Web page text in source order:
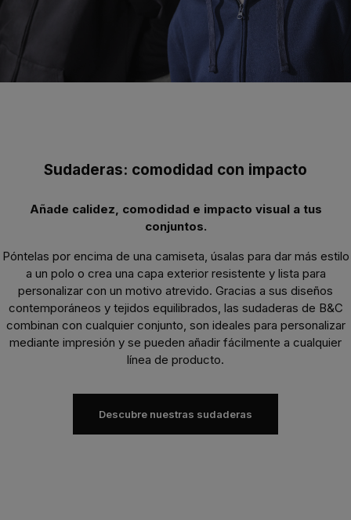
Sudaderas: comodidad con impacto
Añade calidez, comodidad e impacto visual a tus
conjuntos.
Póntelas por encima de una camiseta, úsalas para dar más estilo
a un polo o crea una capa exterior resistente y lista para
personalizar con un motivo atrevido. Gracias a sus diseños
contemporáneos y tejidos equilibrados, las sudaderas de B&C
combinan con cualquier conjunto, son ideales para personalizar
mediante impresión y se pueden añadir fácilmente a cualquier
línea de producto.
Descubre nuestras sudaderas